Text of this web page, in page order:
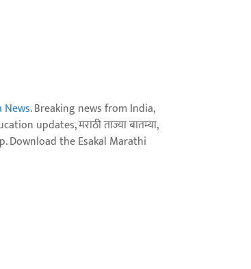
. Breaking news from India,
updates, मराठी ताज्या बातम्या,
Download the Esakal Marathi